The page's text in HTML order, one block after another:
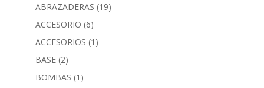
ABRAZADERAS (19)
ACCESORIO (6)
ACCESORIOS (1)
BASE (2)
BOMBAS (1)